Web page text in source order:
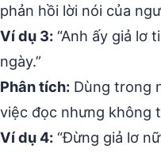
phản hồi lời nói của
Ví dụ 3: “Anh ấy giả lơ
ngày.”
Phân tích: Dùng trong
việc đọc nhưng không
Ví dụ 4: “Đừng giả lơ